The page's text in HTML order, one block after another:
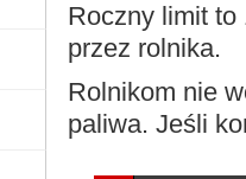
Roczny limit to
przez rolnika.
Rolnikom nie
paliwa. Jeśli